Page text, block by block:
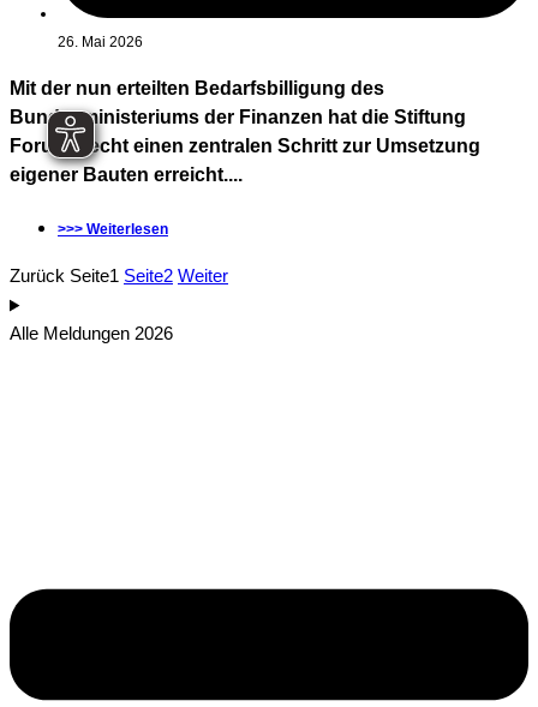
26. Mai 2026
Mit der nun erteilten Bedarfsbilligung des
Bundesministeriums der Finanzen hat die Stiftung
Forum Recht einen zentralen Schritt zur Umsetzung
eigener Bauten erreicht....
>>> Weiterlesen
Zurück Seite1 Seite2 Weiter
Alle Meldungen 2026